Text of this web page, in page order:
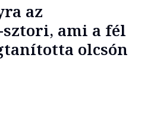
az
ami a fél
olcsón